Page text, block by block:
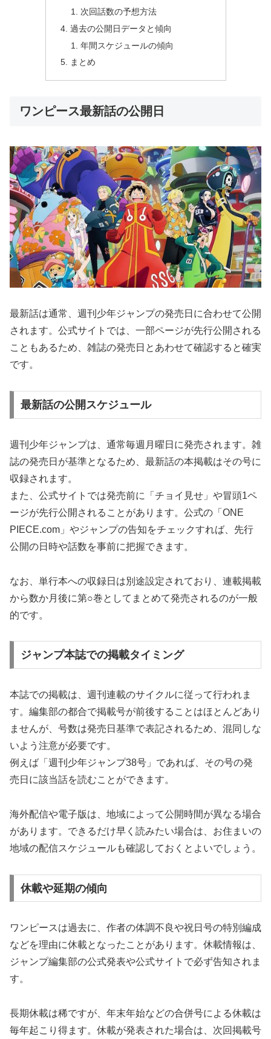
次回話数の予想方法
過去の公開日データと傾向
年間スケジュールの傾向
まとめ
ワンピース最新話の公開日
最新話は通常、週刊少年ジャンプの発売日に合わせて公開
されます。公式サイトでは、一部ページが先行公開される
こともあるため、雑誌の発売日とあわせて確認すると確実
です。
最新話の公開スケジュール
週刊少年ジャンプは、通常毎週月曜日に発売されます。雑
誌の発売日が基準となるため、最新話の本掲載はその号に
収録されます。
また、公式サイトでは発売前に「チョイ見せ」や冒頭1ペ
ージが先行公開されることがあります。公式の「ONE
PIECE.com」やジャンプの告知をチェックすれば、先行
公開の日時や話数を事前に把握できます。
なお、単行本への収録日は別途設定されており、連載掲載
から数か月後に第○巻としてまとめて発売されるのが一般
的です。
ジャンプ本誌での掲載タイミング
本誌での掲載は、週刊連載のサイクルに従って行われま
す。編集部の都合で掲載号が前後することはほとんどあり
ませんが、号数は発売日基準で表記されるため、混同しな
いよう注意が必要です。
例えば「週刊少年ジャンプ38号」であれば、その号の発
売日に該当話を読むことができます。
海外配信や電子版は、地域によって公開時間が異なる場合
があります。できるだけ早く読みたい場合は、お住まいの
地域の配信スケジュールも確認しておくとよいでしょう。
休載や延期の傾向
ワンピースは過去に、作者の体調不良や祝日号の特別編成
などを理由に休載となったことがあります。休載情報は、
ジャンプ編集部の公式発表や公式サイトで必ず告知されま
す。
長期休載は稀ですが、年末年始などの合併号による休載は
毎年起こり得ます。休載が発表された場合は、次回掲載号